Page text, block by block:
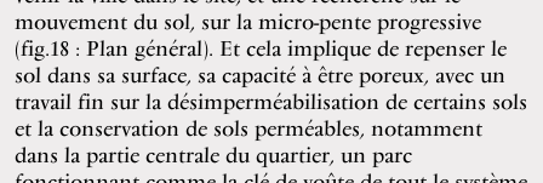
mouvement du sol, sur la micro-pente progressive
(fig.18 : Plan général). Et cela implique de repenser le
sol dans sa surface, sa capacité à être poreux, avec un
travail fin sur la désimperméabilisation de certains sols
et la conservation de sols perméables, notamment
dans la partie centrale du quartier, un parc